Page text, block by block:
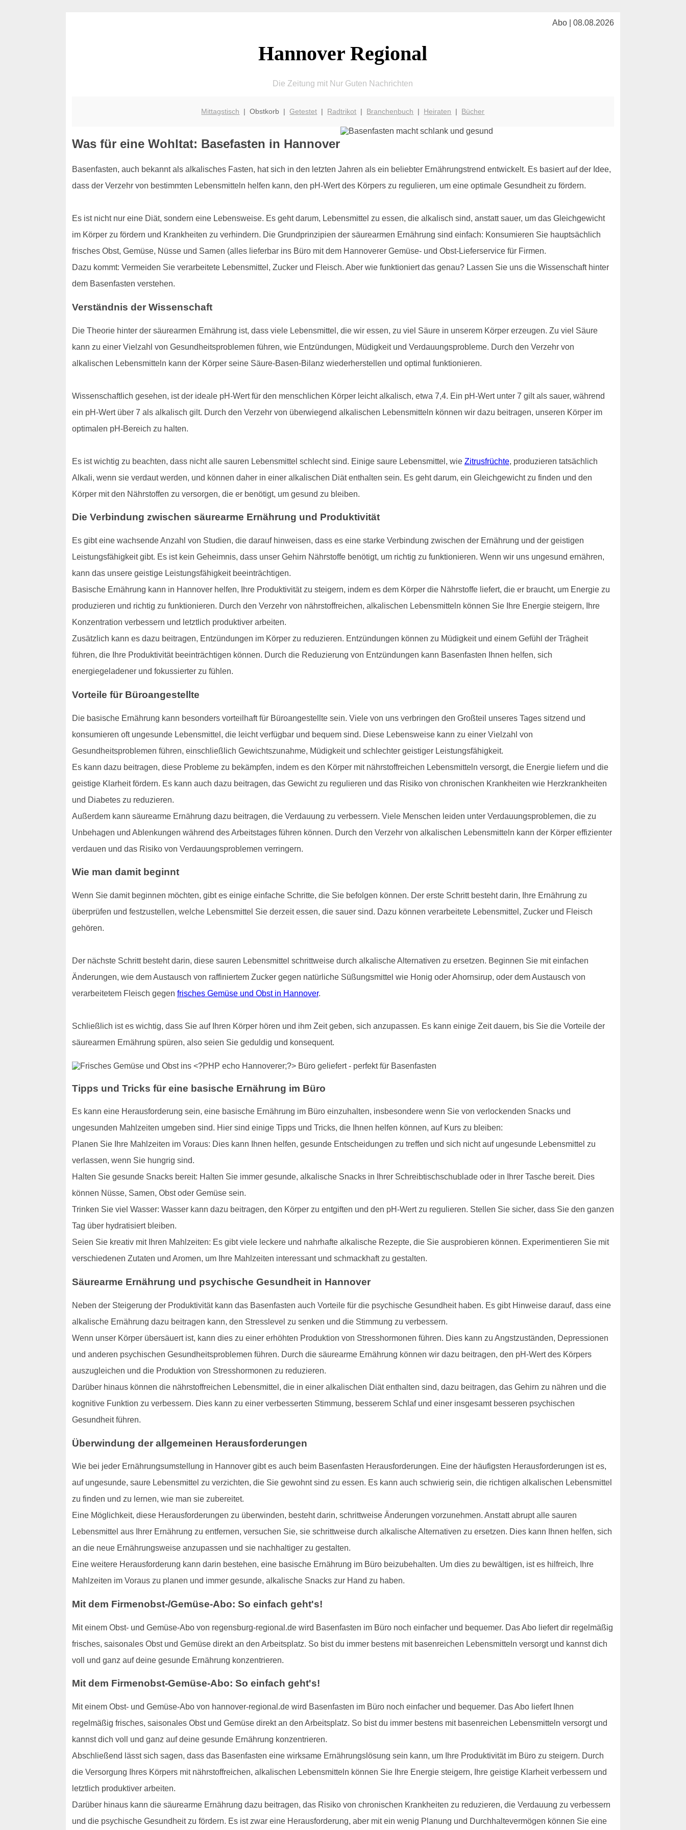
Abo | 08.08.2026
Hannover Regional
Die Zeitung mit Nur Guten Nachrichten
Mittagstisch | Obstkorb |Getestet | Radtrikot | Branchenbuch | Heiraten | Bücher
Was für eine Wohltat: Basefasten in Hannover
Basenfasten, auch bekannt als alkalisches Fasten, hat sich in den letzten Jahren als ein beliebter Ernährungstrend entwickelt. Es basiert auf der Idee,
dass der Verzehr von bestimmten Lebensmitteln helfen kann, den pH-Wert des Körpers zu regulieren, um eine optimale Gesundheit zu fördern.
Es ist nicht nur eine Diät, sondern eine Lebensweise. Es geht darum, Lebensmittel zu essen, die alkalisch sind, anstatt sauer, um das Gleichgewicht
im Körper zu fördern und Krankheiten zu verhindern. Die Grundprinzipien der säurearmen Ernährung sind einfach: Konsumieren Sie hauptsächlich
frisches Obst, Gemüse, Nüsse und Samen (alles lieferbar ins Büro mit dem Hannoverer Gemüse- und Obst-Lieferservice für Firmen.
Dazu kommt: Vermeiden Sie verarbeitete Lebensmittel, Zucker und Fleisch. Aber wie funktioniert das genau? Lassen Sie uns die Wissenschaft hinter
dem Basenfasten verstehen.
Verständnis der Wissenschaft
Die Theorie hinter der säurearmen Ernährung ist, dass viele Lebensmittel, die wir essen, zu viel Säure in unserem Körper erzeugen. Zu viel Säure
kann zu einer Vielzahl von Gesundheitsproblemen führen, wie Entzündungen, Müdigkeit und Verdauungsprobleme. Durch den Verzehr von
alkalischen Lebensmitteln kann der Körper seine Säure-Basen-Bilanz wiederherstellen und optimal funktionieren.
Wissenschaftlich gesehen, ist der ideale pH-Wert für den menschlichen Körper leicht alkalisch, etwa 7,4. Ein pH-Wert unter 7 gilt als sauer, während
ein pH-Wert über 7 als alkalisch gilt. Durch den Verzehr von überwiegend alkalischen Lebensmitteln können wir dazu beitragen, unseren Körper im
optimalen pH-Bereich zu halten.
Es ist wichtig zu beachten, dass nicht alle sauren Lebensmittel schlecht sind. Einige saure Lebensmittel, wie Zitrusfrüchte, produzieren tatsächlich
Alkali, wenn sie verdaut werden, und können daher in einer alkalischen Diät enthalten sein. Es geht darum, ein Gleichgewicht zu finden und den
Körper mit den Nährstoffen zu versorgen, die er benötigt, um gesund zu bleiben.
Die Verbindung zwischen säurearme Ernährung und Produktivität
Es gibt eine wachsende Anzahl von Studien, die darauf hinweisen, dass es eine starke Verbindung zwischen der Ernährung und der geistigen
Leistungsfähigkeit gibt. Es ist kein Geheimnis, dass unser Gehirn Nährstoffe benötigt, um richtig zu funktionieren. Wenn wir uns ungesund ernähren,
kann das unsere geistige Leistungsfähigkeit beeinträchtigen.
Basische Ernährung kann in Hannover helfen, Ihre Produktivität zu steigern, indem es dem Körper die Nährstoffe liefert, die er braucht, um Energie zu
produzieren und richtig zu funktionieren. Durch den Verzehr von nährstoffreichen, alkalischen Lebensmitteln können Sie Ihre Energie steigern, Ihre
Konzentration verbessern und letztlich produktiver arbeiten.
Zusätzlich kann es dazu beitragen, Entzündungen im Körper zu reduzieren. Entzündungen können zu Müdigkeit und einem Gefühl der Trägheit
führen, die Ihre Produktivität beeinträchtigen können. Durch die Reduzierung von Entzündungen kann Basenfasten Ihnen helfen, sich
energiegeladener und fokussierter zu fühlen.
Vorteile für Büroangestellte
Die basische Ernährung kann besonders vorteilhaft für Büroangestellte sein. Viele von uns verbringen den Großteil unseres Tages sitzend und
konsumieren oft ungesunde Lebensmittel, die leicht verfügbar und bequem sind. Diese Lebensweise kann zu einer Vielzahl von
Gesundheitsproblemen führen, einschließlich Gewichtszunahme, Müdigkeit und schlechter geistiger Leistungsfähigkeit.
Es kann dazu beitragen, diese Probleme zu bekämpfen, indem es den Körper mit nährstoffreichen Lebensmitteln versorgt, die Energie liefern und die
geistige Klarheit fördern. Es kann auch dazu beitragen, das Gewicht zu regulieren und das Risiko von chronischen Krankheiten wie Herzkrankheiten
und Diabetes zu reduzieren.
Außerdem kann säurearme Ernährung dazu beitragen, die Verdauung zu verbessern. Viele Menschen leiden unter Verdauungsproblemen, die zu
Unbehagen und Ablenkungen während des Arbeitstages führen können. Durch den Verzehr von alkalischen Lebensmitteln kann der Körper effizienter
verdauen und das Risiko von Verdauungsproblemen verringern.
Wie man damit beginnt
Wenn Sie damit beginnen möchten, gibt es einige einfache Schritte, die Sie befolgen können. Der erste Schritt besteht darin, Ihre Ernährung zu
überprüfen und festzustellen, welche Lebensmittel Sie derzeit essen, die sauer sind. Dazu können verarbeitete Lebensmittel, Zucker und Fleisch
gehören.
Der nächste Schritt besteht darin, diese sauren Lebensmittel schrittweise durch alkalische Alternativen zu ersetzen. Beginnen Sie mit einfachen
Änderungen, wie dem Austausch von raffiniertem Zucker gegen natürliche Süßungsmittel wie Honig oder Ahornsirup, oder dem Austausch von
verarbeitetem Fleisch gegen frisches Gemüse und Obst in Hannover.
Schließlich ist es wichtig, dass Sie auf Ihren Körper hören und ihm Zeit geben, sich anzupassen. Es kann einige Zeit dauern, bis Sie die Vorteile der
säurearmen Ernährung spüren, also seien Sie geduldig und konsequent.
Tipps und Tricks für eine basische Ernährung im Büro
Es kann eine Herausforderung sein, eine basische Ernährung im Büro einzuhalten, insbesondere wenn Sie von verlockenden Snacks und
ungesunden Mahlzeiten umgeben sind. Hier sind einige Tipps und Tricks, die Ihnen helfen können, auf Kurs zu bleiben:
Planen Sie Ihre Mahlzeiten im Voraus: Dies kann Ihnen helfen, gesunde Entscheidungen zu treffen und sich nicht auf ungesunde Lebensmittel zu
verlassen, wenn Sie hungrig sind.
Halten Sie gesunde Snacks bereit: Halten Sie immer gesunde, alkalische Snacks in Ihrer Schreibtischschublade oder in Ihrer Tasche bereit. Dies
können Nüsse, Samen, Obst oder Gemüse sein.
Trinken Sie viel Wasser: Wasser kann dazu beitragen, den Körper zu entgiften und den pH-Wert zu regulieren. Stellen Sie sicher, dass Sie den ganzen
Tag über hydratisiert bleiben.
Seien Sie kreativ mit Ihren Mahlzeiten: Es gibt viele leckere und nahrhafte alkalische Rezepte, die Sie ausprobieren können. Experimentieren Sie mit
verschiedenen Zutaten und Aromen, um Ihre Mahlzeiten interessant und schmackhaft zu gestalten.
Säurearme Ernährung und psychische Gesundheit in Hannover
Neben der Steigerung der Produktivität kann das Basenfasten auch Vorteile für die psychische Gesundheit haben. Es gibt Hinweise darauf, dass eine
alkalische Ernährung dazu beitragen kann, den Stresslevel zu senken und die Stimmung zu verbessern.
Wenn unser Körper übersäuert ist, kann dies zu einer erhöhten Produktion von Stresshormonen führen. Dies kann zu Angstzuständen, Depressionen
und anderen psychischen Gesundheitsproblemen führen. Durch die säurearme Ernährung können wir dazu beitragen, den pH-Wert des Körpers
auszugleichen und die Produktion von Stresshormonen zu reduzieren.
Darüber hinaus können die nährstoffreichen Lebensmittel, die in einer alkalischen Diät enthalten sind, dazu beitragen, das Gehirn zu nähren und die
kognitive Funktion zu verbessern. Dies kann zu einer verbesserten Stimmung, besserem Schlaf und einer insgesamt besseren psychischen
Gesundheit führen.
Überwindung der allgemeinen Herausforderungen
Wie bei jeder Ernährungsumstellung in Hannover gibt es auch beim Basenfasten Herausforderungen. Eine der häufigsten Herausforderungen ist es,
auf ungesunde, saure Lebensmittel zu verzichten, die Sie gewohnt sind zu essen. Es kann auch schwierig sein, die richtigen alkalischen Lebensmittel
zu finden und zu lernen, wie man sie zubereitet.
Eine Möglichkeit, diese Herausforderungen zu überwinden, besteht darin, schrittweise Änderungen vorzunehmen. Anstatt abrupt alle sauren
Lebensmittel aus Ihrer Ernährung zu entfernen, versuchen Sie, sie schrittweise durch alkalische Alternativen zu ersetzen. Dies kann Ihnen helfen, sich
an die neue Ernährungsweise anzupassen und sie nachhaltiger zu gestalten.
Eine weitere Herausforderung kann darin bestehen, eine basische Ernährung im Büro beizubehalten. Um dies zu bewältigen, ist es hilfreich, Ihre
Mahlzeiten im Voraus zu planen und immer gesunde, alkalische Snacks zur Hand zu haben.
Mit dem Firmenobst-/Gemüse-Abo: So einfach geht's!
Mit einem Obst- und Gemüse-Abo von regensburg-regional.de wird Basenfasten im Büro noch einfacher und bequemer. Das Abo liefert dir regelmäßig
frisches, saisonales Obst und Gemüse direkt an den Arbeitsplatz. So bist du immer bestens mit basenreichen Lebensmitteln versorgt und kannst dich
voll und ganz auf deine gesunde Ernährung konzentrieren.
Mit dem Firmenobst-Gemüse-Abo: So einfach geht's!
Mit einem Obst- und Gemüse-Abo von hannover-regional.de wird Basenfasten im Büro noch einfacher und bequemer. Das Abo liefert Ihnen
regelmäßig frisches, saisonales Obst und Gemüse direkt an den Arbeitsplatz. So bist du immer bestens mit basenreichen Lebensmitteln versorgt und
kannst dich voll und ganz auf deine gesunde Ernährung konzentrieren.
Abschließend lässt sich sagen, dass das Basenfasten eine wirksame Ernährungslösung sein kann, um Ihre Produktivität im Büro zu steigern. Durch
die Versorgung Ihres Körpers mit nährstoffreichen, alkalischen Lebensmitteln können Sie Ihre Energie steigern, Ihre geistige Klarheit verbessern und
letztlich produktiver arbeiten.
Darüber hinaus kann die säurearme Ernährung dazu beitragen, das Risiko von chronischen Krankheiten zu reduzieren, die Verdauung zu verbessern
und die psychische Gesundheit zu fördern. Es ist zwar eine Herausforderung, aber mit ein wenig Planung und Durchhaltevermögen können Sie eine